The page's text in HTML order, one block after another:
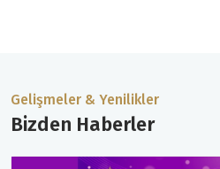
Gelişmeler & Yenilikler
Bizden Haberler